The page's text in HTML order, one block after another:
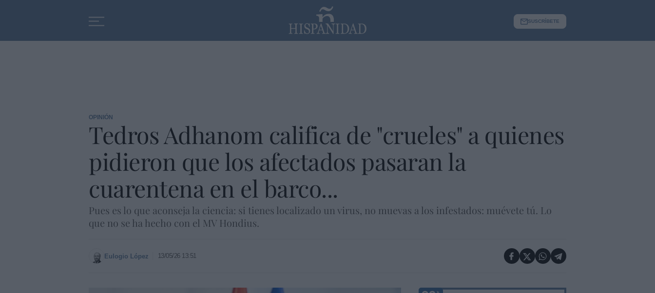
SUSCRÍBETE
OPINIÓN
Tedros Adhanom califica de "crueles" a quienes
pidieron que los afectados pasaran la
cuarentena en el barco...
Pues es lo que aconseja la ciencia: si tienes localizado un virus, no muevas a los infestados: muévete tú. Lo
que no se ha hecho con el MV Hondius.
Eulogio López 13/05/26 13:51